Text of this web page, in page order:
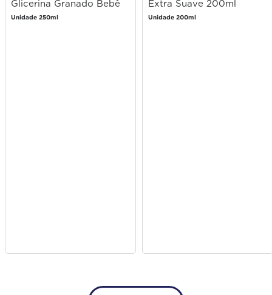
Glicerina Granado Bebê
Tradicional 250ml
Unidade 250ml
Extra Suave 200ml
Unidade 200ml